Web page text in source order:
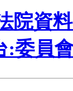
院資
:委員